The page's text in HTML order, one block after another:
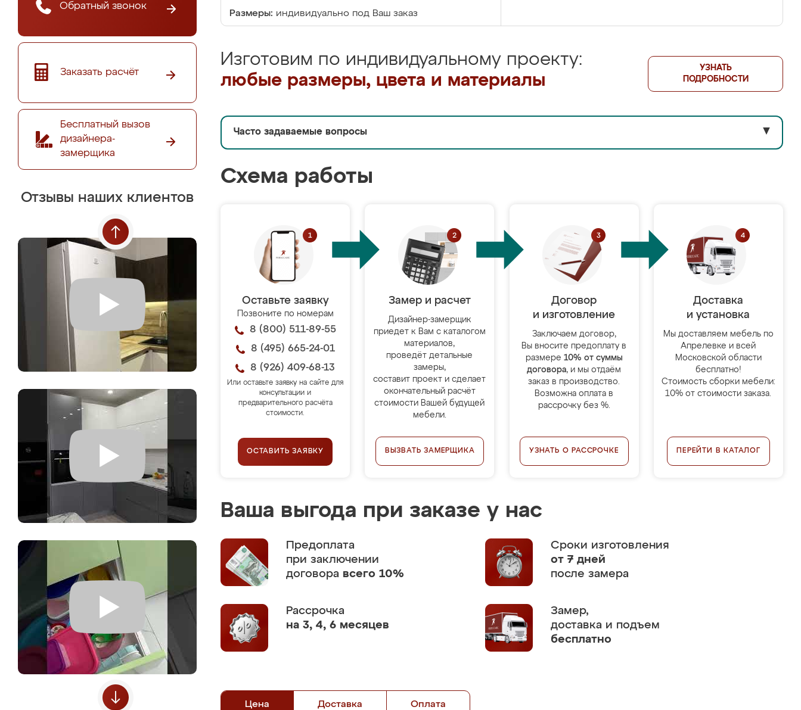
Обратный звонок
Заказать расчёт
Бесплатный вызов
дизайнера-
замерщика
Отзывы наших клиентов
Размеры: индивидуально под Ваш заказ
Изготовим по индивидуальному проекту:
любые размеры, цвета и материалы
УЗНАТЬ
ПОДРОБНОСТИ
Часто задаваемые вопросы ▼
Схема работы
Оставьте заявку
Позвоните по номерам
8 (800) 511-89-55
8 (495) 665-24-01
8 (926) 409-68-13
Или оставьте заявку на сайте для
консультации и
предварительного расчёта
стоимости.
ОСТАВИТЬ ЗАЯВКУ
Замер и расчет
Дизайнер-замерщик
приедет к Вам с каталогом
материалов,
проведёт детальные
замеры,
составит проект и сделает
окончательный расчёт
стоимости Вашей будущей
мебели.
ВЫЗВАТЬ ЗАМЕРЩИКА
Договор
и изготовление
Заключаем договор,
Вы вносите предоплату в
размере 10% от суммы
договора, и мы отдаём
заказ в производство.
Возможна оплата в
рассрочку без %.
УЗНАТЬ О РАССРОЧКЕ
Доставка
и установка
Мы доставляем мебель по
Апрелевке и всей
Московской области
бесплатно!
Стоимость сборки мебели:
10% от стоимости заказа.
ПЕРЕЙТИ В КАТАЛОГ
Ваша выгода при заказе у нас
Предоплата
при заключении
договора всего 10%
Сроки изготовления
от 7 дней
после замера
Рассрочка
на 3, 4, 6 месяцев
Замер,
доставка и подъем
бесплатно
Цена Доставка Оплата